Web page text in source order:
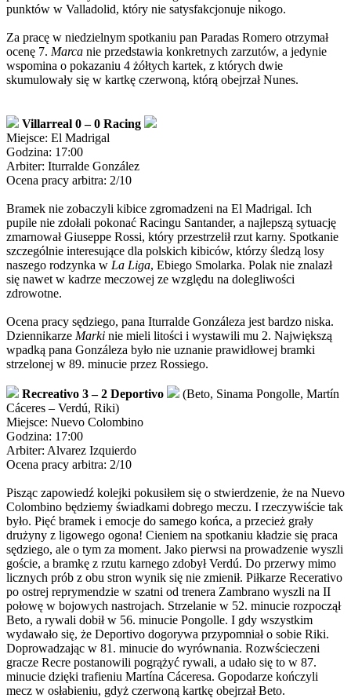
punktów w Valladolid, który nie satysfakcjonuje nikogo.
Za pracę w niedzielnym spotkaniu pan Paradas Romero otrzymał
ocenę 7. Marca nie przedstawia konkretnych zarzutów, a jedynie
wspomina o pokazaniu 4 żółtych kartek, z których dwie
skumulowały się w kartkę czerwoną, którą obejrzał Nunes.
Villarreal 0 – 0 Racing
Miejsce: El Madrigal
Godzina: 17:00
Arbiter: Iturralde González
Ocena pracy arbitra: 2/10
Bramek nie zobaczyli kibice zgromadzeni na El Madrigal. Ich
pupile nie zdołali pokonać Racingu Santander, a najlepszą sytuację
zmarnował Giuseppe Rossi, który przestrzelił rzut karny. Spotkanie
szczególnie interesujące dla polskich kibiców, którzy śledzą losy
naszego rodzynka w La Liga, Ebiego Smolarka. Polak nie znalazł
się nawet w kadrze meczowej ze względu na dolegliwości
zdrowotne.
Ocena pracy sędziego, pana Iturralde Gonzáleza jest bardzo niska.
Dziennikarze Marki nie mieli litości i wystawili mu 2. Największą
wpadką pana Gonzáleza było nie uznanie prawidłowej bramki
strzelonej w 89. minucie przez Rossiego.
Recreativo 3 – 2 Deportivo
(Beto, Sinama Pongolle, Martín
Cáceres – Verdú, Riki)
Miejsce: Nuevo Colombino
Godzina: 17:00
Arbiter: Alvarez Izquierdo
Ocena pracy arbitra: 2/10
Pisząc zapowiedź kolejki pokusiłem się o stwierdzenie, że na Nuevo
Colombino będziemy świadkami dobrego meczu. I rzeczywiście tak
było. Pięć bramek i emocje do samego końca, a przecież grały
drużyny z ligowego ogona! Cieniem na spotkaniu kładzie się praca
sędziego, ale o tym za moment. Jako pierwsi na prowadzenie wyszli
goście, a bramkę z rzutu karnego zdobył Verdú. Do przerwy mimo
licznych prób z obu stron wynik się nie zmienił. Piłkarze Recerativo
po ostrej reprymendzie w szatni od trenera Zambrano wyszli na II
połowę w bojowych nastrojach. Strzelanie w 52. minucie rozpoczął
Beto, a rywali dobił w 56. minucie Pongolle. I gdy wszystkim
wydawało się, że Deportivo dogorywa przypomniał o sobie Riki.
Doprowadzając w 81. minucie do wyrównania. Rozwścieczeni
gracze Recre postanowili pogrążyć rywali, a udało się to w 87.
minucie dzięki trafieniu Martína Cáceresa. Gopodarze kończyli
mecz w osłabieniu, gdyż czerwoną kartkę obejrzał Beto.